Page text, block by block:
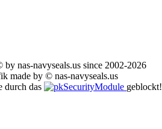
nas-navyseals.us since 2002-2026
made by © nas-navyseals.us
durch das
geblockt!